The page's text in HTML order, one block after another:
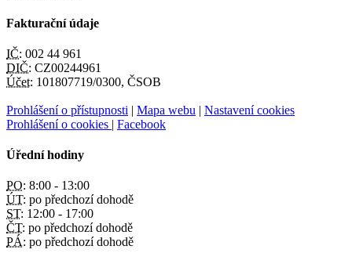
Fakturační údaje
IČ: 002 44 961
DIČ: CZ00244961
Účet: 101807719/0300, ČSOB
Prohlášení o přístupnosti | Mapa webu | Nastavení cookies
Prohlášení o cookies | Facebook
Úřední hodiny
PO: 8:00 - 13:00
ÚT: po předchozí dohodě
ST: 12:00 - 17:00
ČT: po předchozí dohodě
PÁ: po předchozí dohodě